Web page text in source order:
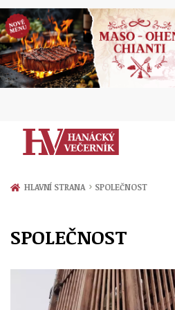
Zprávy
Přerov
Politika
Ekonomika
Kultura
Společnost
Sport
HLAVNÍ STRANA › SPOLEČNOST
SPOLEČNOST